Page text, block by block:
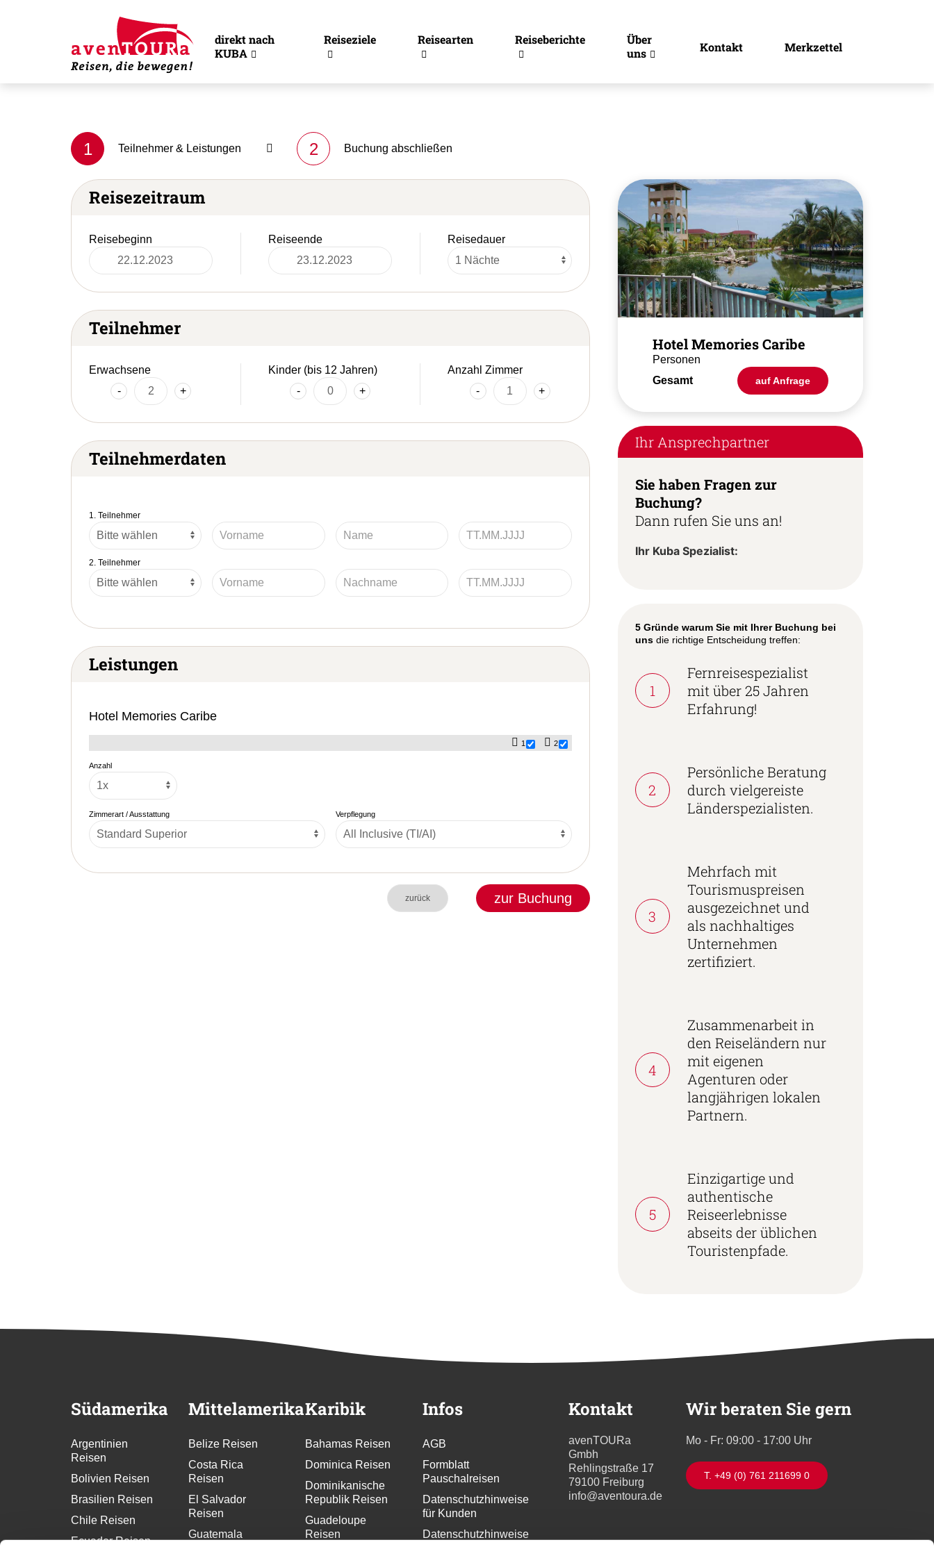
direkt nach
KUBA
Reiseziele Reisearten Reiseberichte
Über
uns
Kontakt Merkzettel
1 Teilnehmer & Leistungen 2 Buchung abschließen
Reisezeitraum
Reisebeginn Reiseende Reisedauer
Teilnehmer
Erwachsene
-
+
Kinder (bis 12 Jahren)
-
+
Anzahl Zimmer
-
+
Teilnehmerdaten
1. Teilnehmer
2. Teilnehmer
Leistungen
Hotel Memories Caribe
1 2
Anzahl
Zimmerart / Ausstattung Verpflegung
zurück zur Buchung
Hotel Memories Caribe
Personen
Gesamt
auf Anfrage
Ihr Ansprechpartner
Sie haben Fragen zur
Buchung?
Dann rufen Sie uns an!
Ihr Kuba Spezialist:
5 Gründe warum Sie mit Ihrer Buchung bei
unsdie richtige Entscheidung treffen:
1
Fernreisespezialist
mit über 25 Jahren
Erfahrung!
2
Persönliche Beratung
durch vielgereiste
Länderspezialisten.
3
Mehrfach mit
Tourismuspreisen
ausgezeichnet und
als nachhaltiges
Unternehmen
zertifiziert.
4
Zusammenarbeit in
den Reiseländern nur
mit eigenen
Agenturen oder
langjährigen lokalen
Partnern.
5
Einzigartige und
authentische
Reiseerlebnisse
abseits der üblichen
Touristenpfade.
Südamerika
Argentinien
Reisen
Bolivien Reisen
Brasilien Reisen
Chile Reisen
Ecuador Reisen
Mittelamerika
Belize Reisen
Costa Rica
Reisen
El Salvador
Reisen
Guatemala
Karibik
Bahamas Reisen
Dominica Reisen
Dominikanische
Republik Reisen
Guadeloupe
Reisen
Infos
AGB
Formblatt
Pauschalreisen
Datenschutzhinweise
für Kunden
Datenschutzhinweise
Kontakt
avenTOURa
Gmbh
Rehlingstraße 17
79100 Freiburg
info@aventoura.de
Wir beraten Sie gern
Mo - Fr: 09:00 - 17:00 Uhr
T. +49 (0) 761 211699 0